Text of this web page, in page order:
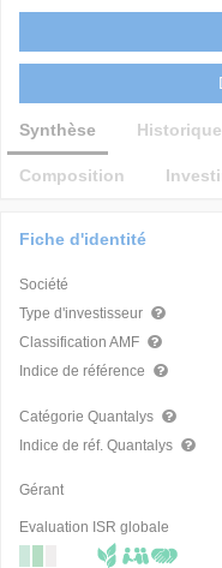
Synthèse Historique
Composition
Fiche d'identité
Société
Type d'investisseur
Classification AMF
Indice de référence
Catégorie Quantalys
Indice de réf. Quantalys
Gérant
Evaluation ISR globale